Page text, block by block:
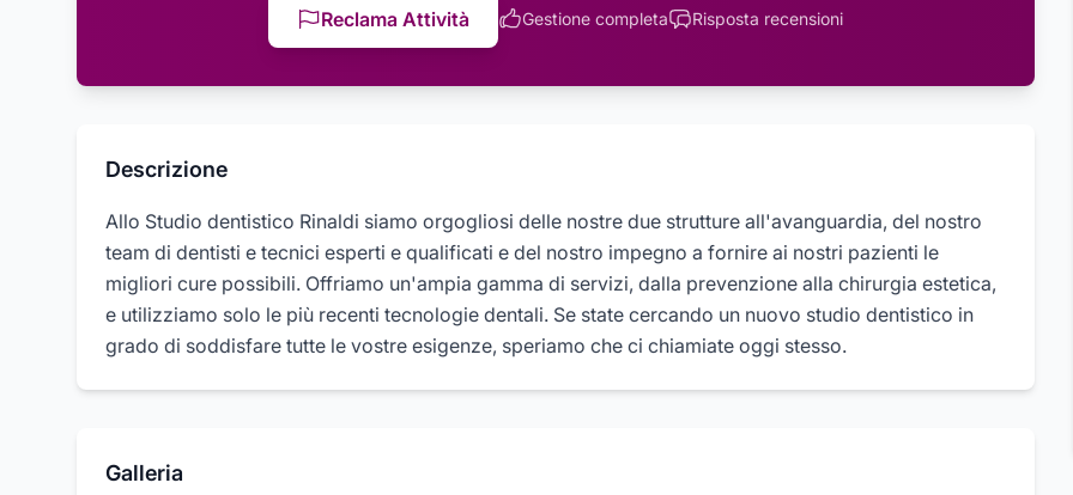
Reclama Attività Gestione completa Risposta recensioni
Descrizione
Allo Studio dentistico Rinaldi siamo orgogliosi delle nostre due strutture all'avanguardia, del nostro
team di dentisti e tecnici esperti e qualificati e del nostro impegno a fornire ai nostri pazienti le
migliori cure possibili. Offriamo un'ampia gamma di servizi, dalla prevenzione alla chirurgia estetica,
e utilizziamo solo le più recenti tecnologie dentali. Se state cercando un nuovo studio dentistico in
grado di soddisfare tutte le vostre esigenze, speriamo che ci chiamiate oggi stesso.
Galleria